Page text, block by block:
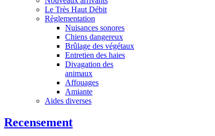
Le Très Haut Débit
Règlementation
Nuisances sonores
Chiens dangereux
Brûlage des végétaux
Entretien des haies
Divagation des
animaux
Affouages
Amiante
Aides diverses
Recensement